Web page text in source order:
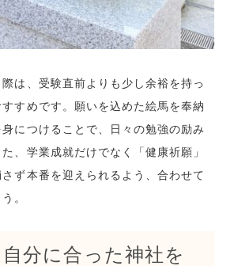
は、受験直前よりも少し余裕を持っ
すめです。願いを込めた絵馬を奉納
につけることで、日々の勉強の励み
、学業成就だけでなく「健康祈願」
ず本番を迎えられるよう、合わせて
。
分に合った神社を